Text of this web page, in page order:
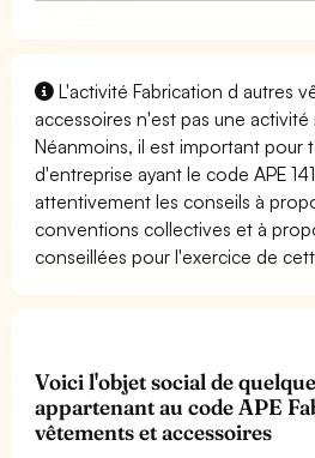
L'activité Fabrication d autres
accessoires n'est pas une
Néanmoins, il est important pour
d'entreprise ayant le code APE
attentivement les conseils à
conventions collectives et à
conseillées pour l'exercice de
Voici l'objet social de
appartenant au code APE
vêtements et accessoires